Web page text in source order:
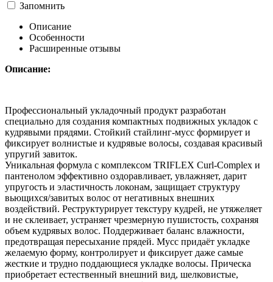
Запомнить
Описание
Особенности
Расширенные отзывы
Описание:
Профессиональный укладочный продукт разработан
специально для создания компактных подвижных укладок с
кудрявыми прядями. Стойкий стайлинг-мусс формирует и
фиксирует волнистые и кудрявые волосы, создавая красивый
упругий завиток.
Уникальная формула с комплексом TRIFLEX Curl-Complex и
пантенолом эффективно оздоравливает, увлажняет, дарит
упругость и эластичность локонам, защищает структуру
вьющихся/завитых волос от негативных внешних
воздействий. Реструктурирует текстуру кудрей, не утяжеляет
и не склеивает, устраняет чрезмерную пушистость, сохраняя
объем кудрявых волос. Поддерживает баланс влажности,
предотвращая пересыхание прядей. Мусс придаёт укладке
желаемую форму, контролирует и фиксирует даже самые
жесткие и трудно поддающиеся укладке волосы. Прическа
приобретает естественный внешний вид, шелковистые,